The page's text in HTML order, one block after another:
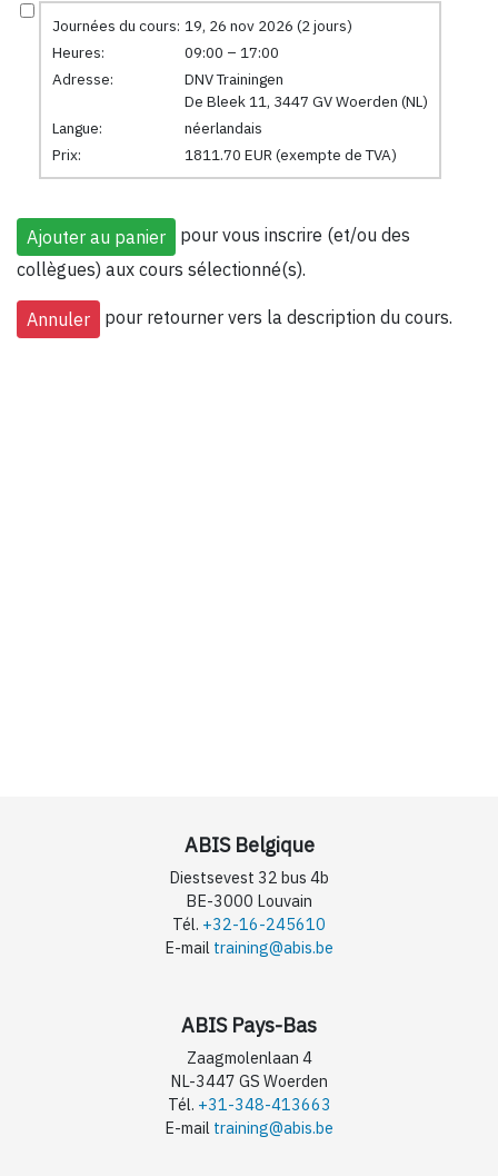
Journées du cours: 19, 26 nov 2026 (2 jours)
Heures:
09:00 – 17:00
Adresse:
DNV Trainingen
De Bleek 11, 3447 GV Woerden (NL)
Langue:
néerlandais
Prix:
1811.70 EUR (exempte de TVA)
pour vous inscrire (et/ou des
collègues) aux cours sélectionné(s).
pour retourner vers la description du cours.
ABIS Belgique
Diestsevest 32 bus 4b
BE-3000 Louvain
Tél. +32-16-245610
E-mail training@abis.be
ABIS Pays-Bas
Zaagmolenlaan 4
NL-3447 GS Woerden
Tél. +31-348-413663
E-mail training@abis.be